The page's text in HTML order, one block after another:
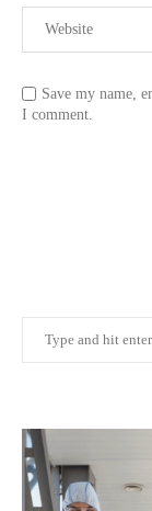
Save my name,
I comment.